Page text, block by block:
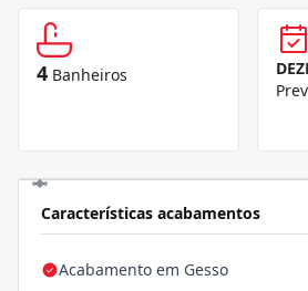
4 Banheiros
Características acabamentos
Acabamento em Gesso